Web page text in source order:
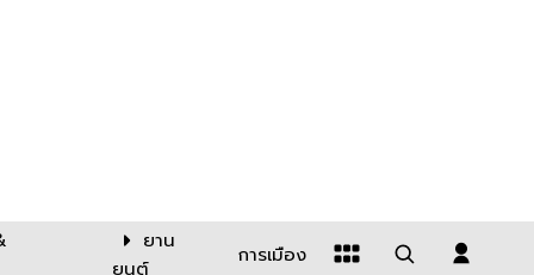
ยาน
ยนต์
การเมือง